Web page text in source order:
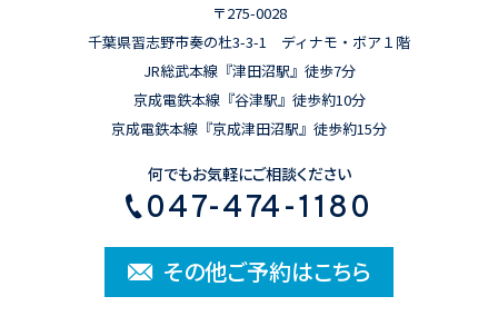
〒275-0028
千葉県習志野市奏の杜3-3-1 ディナモ・ボア１階
JR総武本線『津田沼駅』徒歩7分
京成電鉄本線『谷津駅』徒歩約10分
京成電鉄本線『京成津田沼駅』徒歩約15分
何でもお気軽にご相談ください
047-474-1180
その他ご予約はこちら